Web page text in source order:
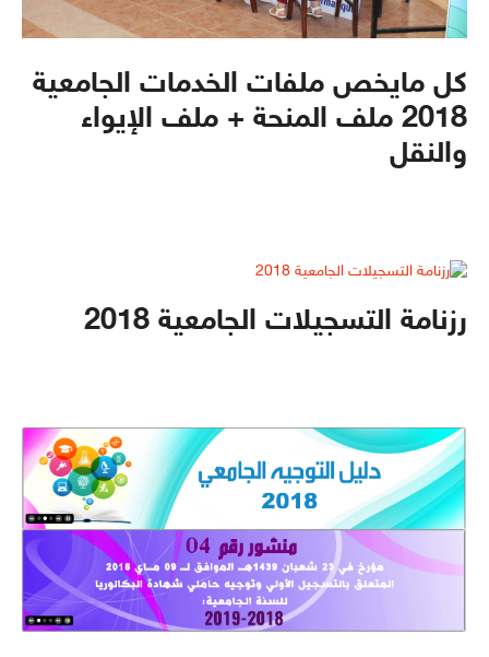
كل مايخص ملفات الخدمات الجامعية
2018 ملف المنحة + ملف الإيواء
والنقل
رزنامة التسجيلات الجامعية 2018